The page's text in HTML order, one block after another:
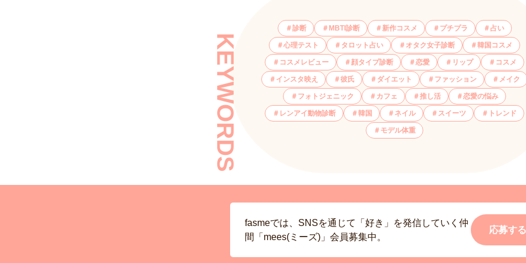
KEYWORDS
診断 MBTI診断 新作コスメ プチプラ 占い
心理テスト タロット占い オタク女子診断 韓国コスメ
コスメレビュー 顔タイプ診断 恋愛 リップ コスメ
インスタ映え 彼氏 ダイエット ファッション メイク
フォトジェニック カフェ 推し活 恋愛の悩み
レンアイ動物診断 韓国 ネイル スイーツ トレンド
モデル体重
fasmeでは、SNSを通じて「好き」を発信していく仲
間「mees(ミーズ)」会員募集中。
応募する